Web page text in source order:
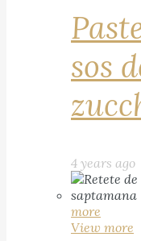
sos
4 years ago
more
View more